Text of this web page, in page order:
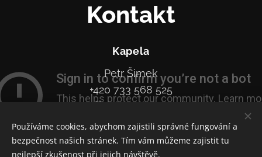
Kontakt
Kapela
Petr Šimek
+420 733 568 525
pepper.official.music@gmail.com
Používáme cookies, abychom zajistili správné fungování a
bezpečnost našich stránek. Tím vám můžeme zajistit tu
nejlepší zkušenost při jejich návštěvě.